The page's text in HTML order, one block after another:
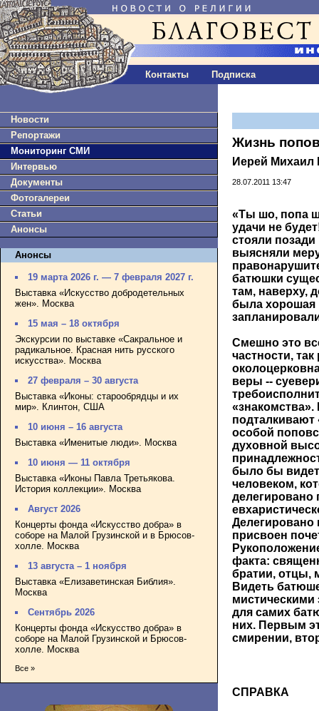
Контакты Подписка
Новости
Репортажи
Мониторинг СМИ
Интервью
Документы
Фотогалереи
Статьи
Анонсы
Анонсы
19 марта 2026 г. — 7 февраля 2027 г.
Выставка «Искусство добродетельных
жен». Москва
15 мая – 18 октября
Экскурсии по выставке «Сакральное и
радикальное. Красная нить русского
искусства». Москва
27 февраля – 30 августа
Выставка «Иконы: старообрядцы и их
мир». Клинтон, США
10 июня – 16 августа
Выставка «Именитые люди». Москва
10 июня — 11 октября
Выставка «Иконы Павла Третьякова.
История коллекции». Москва
Август 2026
Концерты фонда «Искусство добра» в
соборе на Малой Грузинской и в Брюсов-
холле. Москва
13 августа – 1 ноября
Выставка «Елизаветинская Библия».
Москва
Сентябрь 2026
Концерты фонда «Искусство добра» в
соборе на Малой Грузинской и Брюсов-
холле. Москва
Все »
Жизнь
Иерей Михаил
28.07.2011 13:47
«Ты шо, попа
удачи не
стояли
выясняли
батюшки
там, наверху,
была
Смешно это
частности,
веры --
особой
духовной
было бы
человеком,
делегировано
Делегировано
присвоен
факта:
братии, отцы,
Видеть
мистическими
для самих
них. Первым
смирении,
СПРАВКА